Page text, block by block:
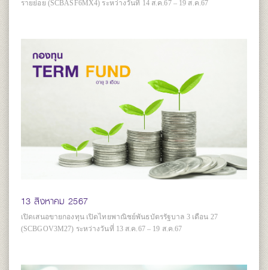
รายย่อย (SCBASF6MX4) ระหว่างวันที่ 14 ส.ค.67 – 19 ส.ค.67
13 สิงหาคม 2567
เปิดเสนอขายกองทุน เปิดไทยพาณิชย์พันธบัตรรัฐบาล 3 เดือน 27
(SCBGOV3M27) ระหว่างวันที่ 13 ส.ค.67 – 19 ส.ค.67